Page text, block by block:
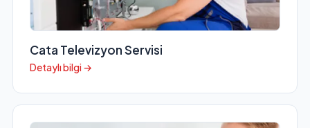
Cata Televizyon Servisi
Detaylı bilgi →